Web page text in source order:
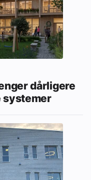
dårligere
systemer